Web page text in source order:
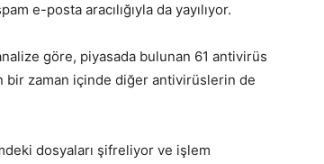
e-posta aracılığıyla da yayılıyor.
göre, piyasada bulunan 61 antivirüs
bir zaman içinde diğer antivirüslerin de
dosyaları şifreliyor ve işlem